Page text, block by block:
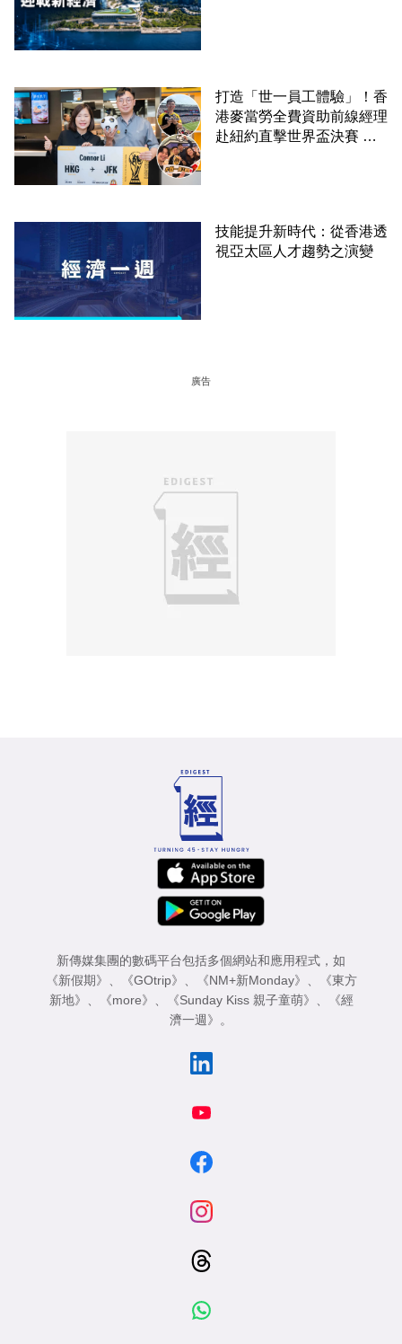
打造「世一員工體驗」！香
港麥當勞全費資助前線經理
赴紐約直擊世界盃決賽 見
技能提升新時代：從香港透
視亞太區人才趨勢之演變
廣告
新傳媒集團的數碼平台包括多個網站和應用程式，如
《新假期》
《GOtrip》 《NM+新Monday》
《東方
新地》
《more》 《Sunday Kiss 親子童萌》
《經
濟一週》
。